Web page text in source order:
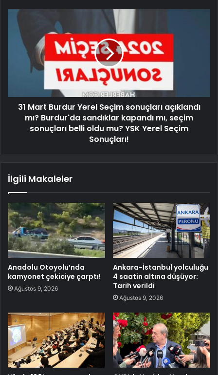
31 Mart Burdur Yerel Seçim sonuçları açıklandı
mı? Burdur'da sandıklar kapandı mı, seçim
sonuçları belli oldu mu? YSK Yerel Seçim
Sonuçları!
İlgili Makaleler
Anadolu Otoyolu’nda
kamyonet çekiciye çarptı!
Ağustos 9, 2026
Ankara-İstanbul yolculuğu
4 saatin altına düşüyor:
Tarih verildi
Ağustos 9, 2026